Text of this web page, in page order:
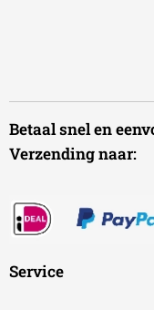
Betaal snel
Verzending naar:
Service